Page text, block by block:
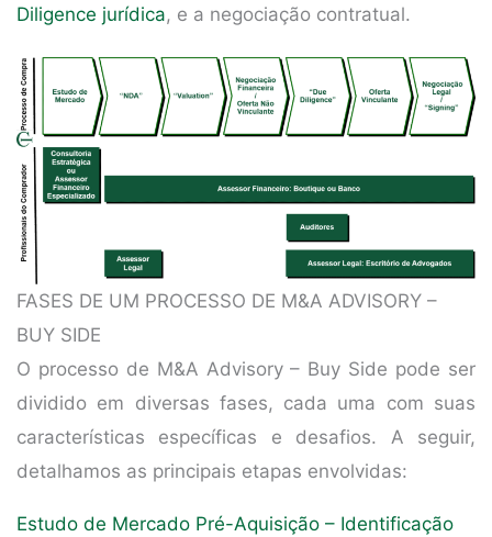
Diligence jurídica, e a negociação contratual.
FASES DE UM PROCESSO DE M&A ADVISORY –
BUY SIDE
O processo de M&A Advisory – Buy Side pode ser
dividido em diversas fases, cada uma com suas
características específicas e desafios. A seguir,
detalhamos as principais etapas envolvidas:
Estudo de Mercado Pré-Aquisição – Identificação